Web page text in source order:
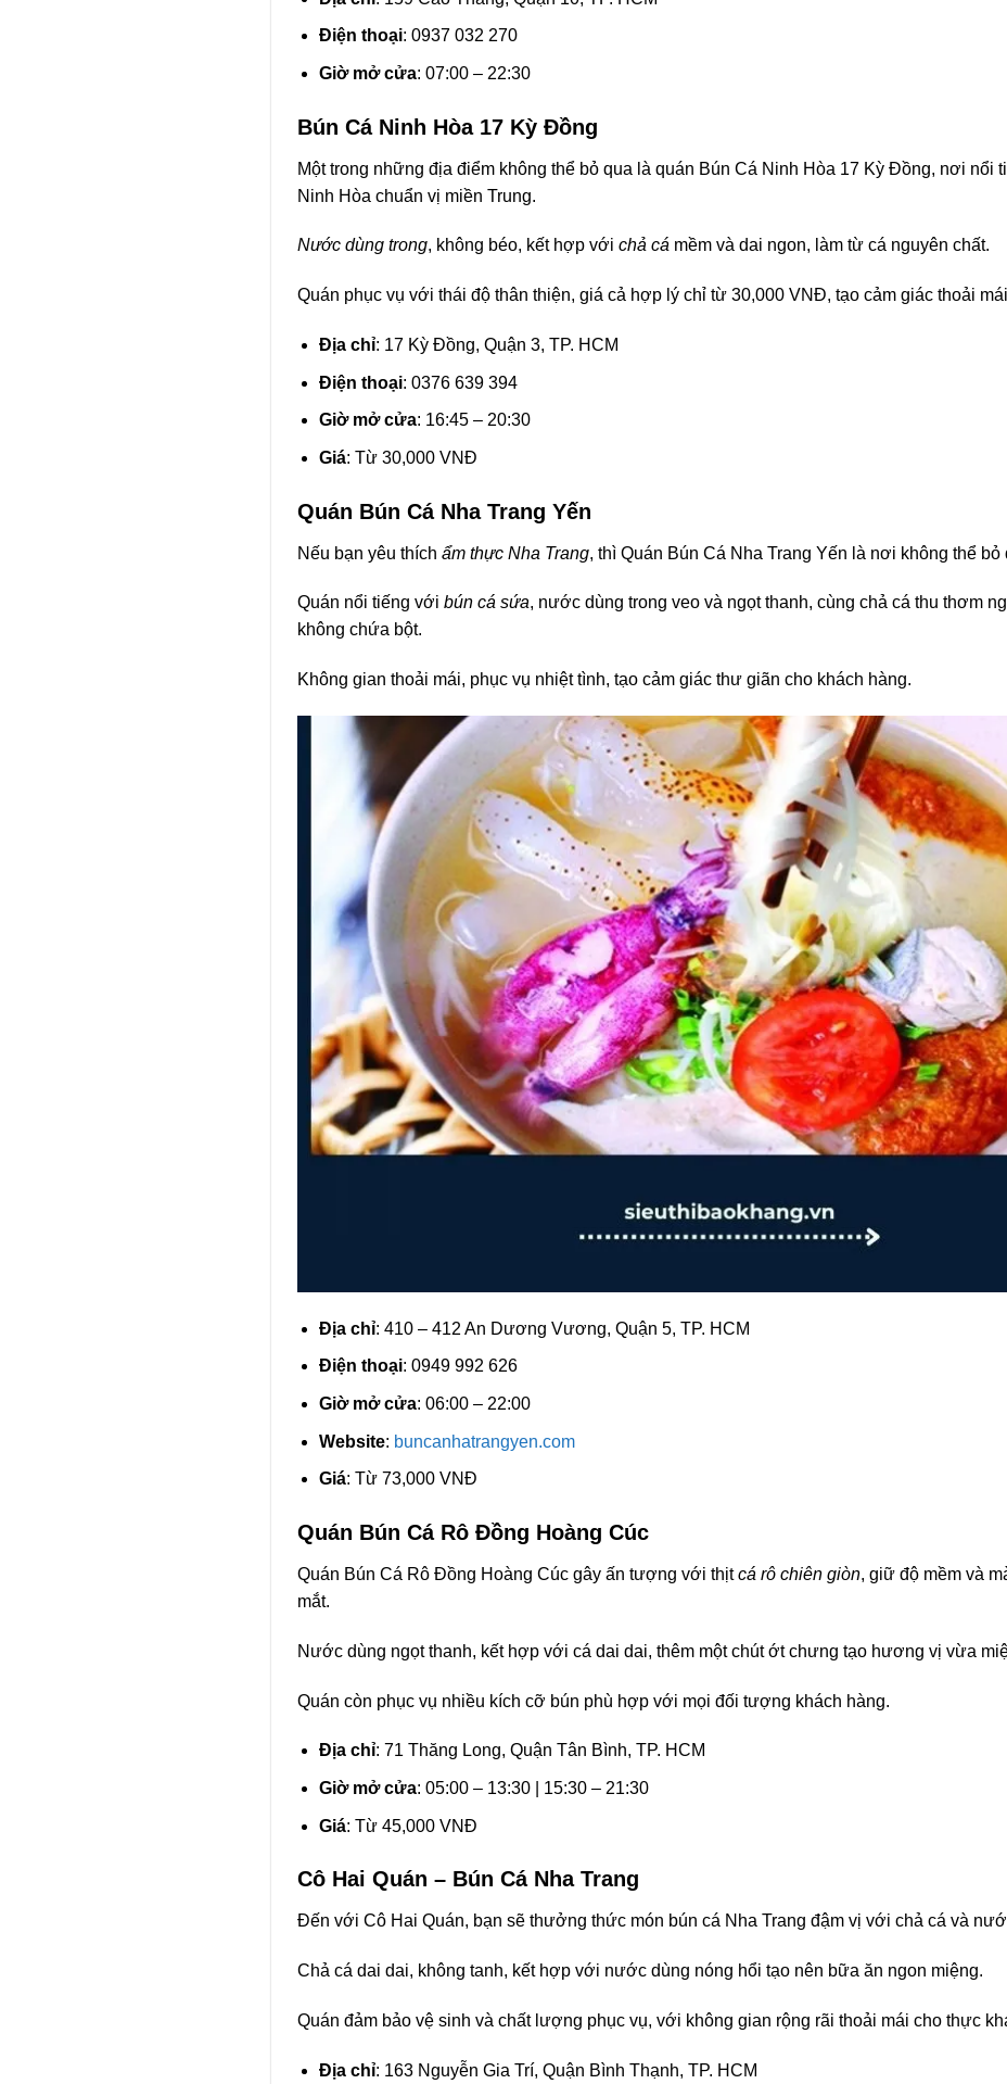
Điện thoại: 0937 032 270
Giờ mở cửa: 07:00 – 22:30
Bún Cá Ninh Hòa 17 Kỳ Đồng
Một trong những địa điểm không thể bỏ qua là quán Bún Cá Ninh Hòa 17 Kỳ Đồng, nơi nổi
Ninh Hòa chuẩn vị miền Trung.
Nước dùng trong, không béo, kết hợp với chả cámềm và dai ngon, làm từ cá nguyên chất.
Quán phục vụ với thái độ thân thiện, giá cả hợp lý chỉ từ 30,000 VNĐ, tạo cảm giác thoải
Địa chỉ: 17 Kỳ Đồng, Quận 3, TP. HCM
Điện thoại: 0376 639 394
Giờ mở cửa: 16:45 – 20:30
Giá: Từ 30,000 VNĐ
Quán Bún Cá Nha Trang Yến
Nếu bạn yêu thích ẩm thực Nha Trang, thì Quán Bún Cá Nha Trang Yến là nơi không thể bỏ
Quán nổi tiếng với bún cá sứa, nước dùng trong veo và ngọt thanh, cùng chả cá thu thơm
không chứa bột.
Không gian thoải mái, phục vụ nhiệt tình, tạo cảm giác thư giãn cho khách hàng.
Địa chỉ: 410 – 412 An Dương Vương, Quận 5, TP. HCM
Điện thoại: 0949 992 626
Giờ mở cửa: 06:00 – 22:00
Website: buncanhatrangyen.com
Giá: Từ 73,000 VNĐ
Quán Bún Cá Rô Đồng Hoàng Cúc
Quán Bún Cá Rô Đồng Hoàng Cúc gây ấn tượng với thịtcá rô chiên giòn, giữ độ mềm và
mắt.
Nước dùng ngọt thanh, kết hợp với cá dai dai, thêm một chút ớt chưng tạo hương vị vừa
Quán còn phục vụ nhiều kích cỡ bún phù hợp với mọi đối tượng khách hàng.
Địa chỉ: 71 Thăng Long, Quận Tân Bình, TP. HCM
Giờ mở cửa: 05:00 – 13:30 | 15:30 – 21:30
Giá: Từ 45,000 VNĐ
Cô Hai Quán – Bún Cá Nha Trang
Đến với Cô Hai Quán, bạn sẽ thưởng thức món bún cá Nha Trang đậm vị với chả cá và
Chả cá dai dai, không tanh, kết hợp với nước dùng nóng hổi tạo nên bữa ăn ngon miệng.
Quán đảm bảo vệ sinh và chất lượng phục vụ, với không gian rộng rãi thoải mái cho thực
Địa chỉ: 163 Nguyễn Gia Trí, Quận Bình Thạnh, TP. HCM